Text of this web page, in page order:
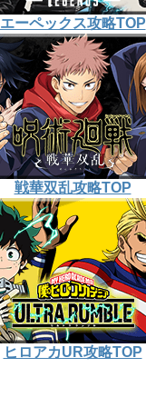
エーペックス攻略TOP
戦華双乱攻略TOP
ヒロアカUR攻略TOP